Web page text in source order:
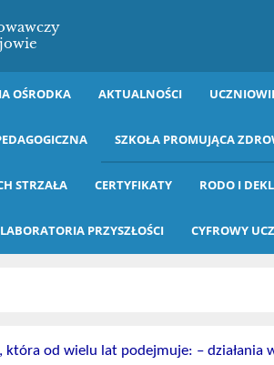
OŚRODKA AKTUALNOŚCI
SZKOŁA PROMUJĄCA
STRZAŁA CERTYFIKATY RODO I
LABORATORIA PRZYSZŁOŚCI CYFROWY
która od wielu lat podejmuje: – działania